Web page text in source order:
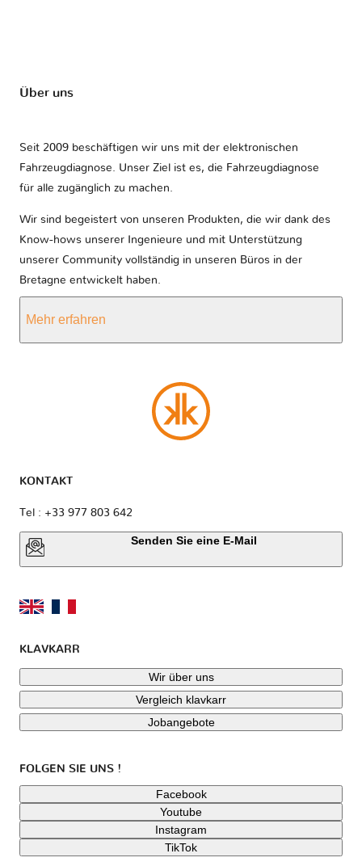
Über uns
Seit 2009 beschäftigen wir uns mit der elektronischen
Fahrzeugdiagnose. Unser Ziel ist es, die Fahrzeugdiagnose
für alle zugänglich zu machen.
Wir sind begeistert von unseren Produkten, die wir dank des
Know-hows unserer Ingenieure und mit Unterstützung
unserer Community vollständig in unseren Büros in der
Bretagne entwickelt haben.
Mehr erfahren
KONTAKT
Tel : +33 977 803 642
Senden Sie eine E-Mail
KLAVKARR
Wir über uns
Vergleich klavkarr
Jobangebote
FOLGEN SIE UNS !
Facebook
Youtube
Instagram
TikTok